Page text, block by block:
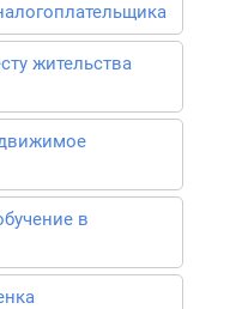
жительства
в